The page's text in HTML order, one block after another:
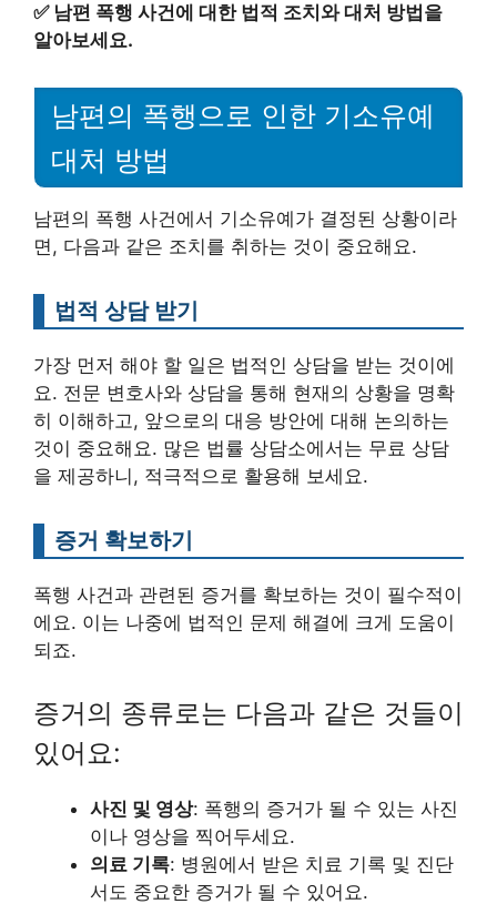
✅ 남편 폭행 사건에 대한 법적 조치와 대처 방법을
알아보세요.
남편의 폭행으로 인한 기소유예
대처 방법
남편의 폭행 사건에서 기소유예가 결정된 상황이라
면, 다음과 같은 조치를 취하는 것이 중요해요.
법적 상담 받기
가장 먼저 해야 할 일은 법적인 상담을 받는 것이에
요. 전문 변호사와 상담을 통해 현재의 상황을 명확
히 이해하고, 앞으로의 대응 방안에 대해 논의하는
것이 중요해요. 많은 법률 상담소에서는 무료 상담
을 제공하니, 적극적으로 활용해 보세요.
증거 확보하기
폭행 사건과 관련된 증거를 확보하는 것이 필수적이
에요. 이는 나중에 법적인 문제 해결에 크게 도움이
되죠.
증거의 종류로는 다음과 같은 것들이
있어요:
사진 및 영상: 폭행의 증거가 될 수 있는 사진
이나 영상을 찍어두세요.
의료 기록: 병원에서 받은 치료 기록 및 진단
서도 중요한 증거가 될 수 있어요.